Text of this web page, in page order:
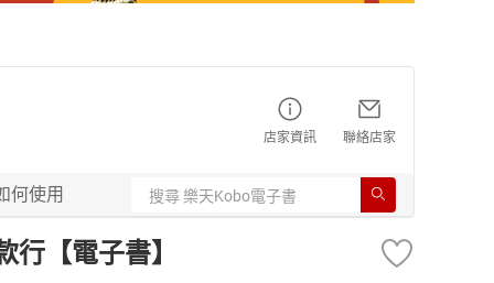
店家資訊 聯絡店家
何使用
【電子書】